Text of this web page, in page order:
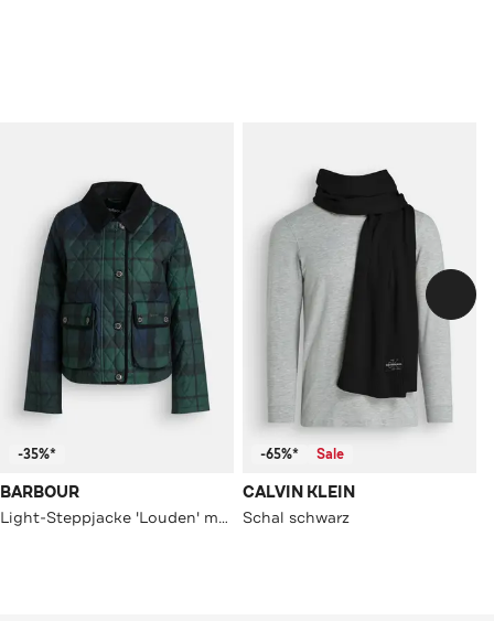
-35%*
BARBOUR
Light-Steppjacke 'Louden' mehrfarbig
-65%* Sale
CALVIN KLEIN
Schal schwarz